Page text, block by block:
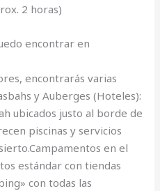
2 horas)
encontrar en
encontrarás varias
y Auberges (Hoteles):
ubicados justo al borde de
piscinas y servicios
en el
estándar con tiendas
con todas las